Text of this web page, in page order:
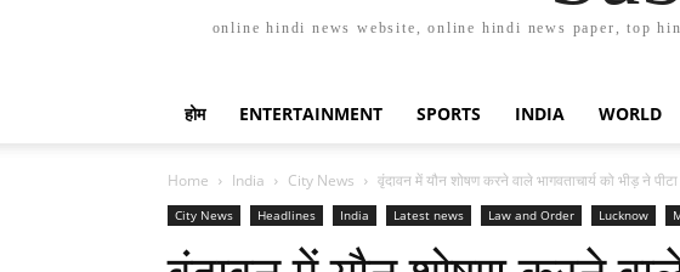
online hindi news website, online hindi news paper, top
होम ENTERTAINMENT SPORTS INDIA WORLD
Home India City News वृंदावन में यौन शोषण करने वाले भागवताचार्य को भीड़ ने पीटा
City News Headlines India Latest news Law and Order Lucknow